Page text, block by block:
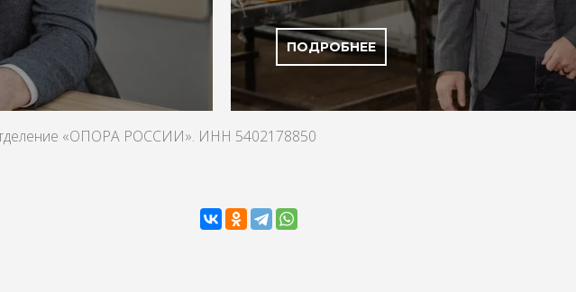
ПОДРОБНЕЕ
«ОПОРА РОССИИ». ИНН 5402178850